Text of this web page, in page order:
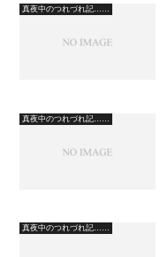
真夜中のつれづれ記……
真夜中のつれづれ記……
真夜中のつれづれ記……